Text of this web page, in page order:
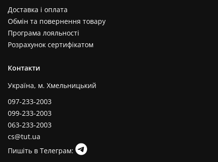
Доставка і оплата
Обмін та повернення товару
Програма лояльності
Розрахунок сертифікатом
Контакти
Україна, м. Хмельницький
097-233-2003
099-233-2003
063-233-2003
cs@tut.ua
Пишіть в Телеграм: